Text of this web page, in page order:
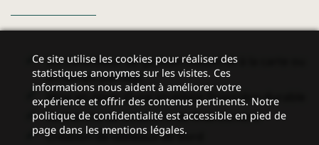
Un contrôleur de gestion industrielà la carte ou
en temps partagé
Mise en place d’une stratégie financière durable
Recherche de solutions de financement
Création de tableaux de bord
Ce site utilise les cookies pour réaliser des
statistiques anonymes sur les visites. Ces
informations nous aident à améliorer votre
expérience et offrir des contenus pertinents. Notre
politique de confidentialité est accessible en pied de
page dans les mentions légales.